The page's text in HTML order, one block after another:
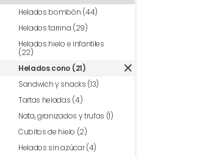
Helados bombón (44)
Helados tarrina (29)
Helados hielo e infantiles
(22)
Helados cono (21)
Sandwich y snacks (13)
Tartas heladas (4)
Nata, granizados y trufas (1)
Cubitos de hielo (2)
Helados sin azúcar (4)